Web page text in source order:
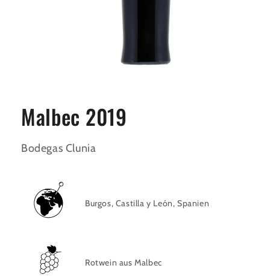
Modal
öffnen
Malbec 2019
Bodegas Clunia
Burgos, Castilla y León, Spanien
Rotwein ausMalbec